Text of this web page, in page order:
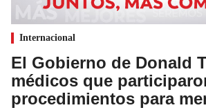
Internacional
El Gobierno de Donald
médicos que
procedimientos para